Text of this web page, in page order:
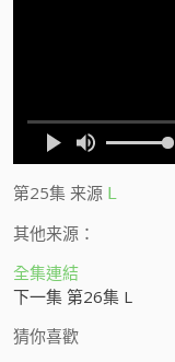
第25集 来源 L
其他来源：
全集連結
下一集 第26集 L
猜你喜歡